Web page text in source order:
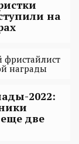
на
награды
2022:
две